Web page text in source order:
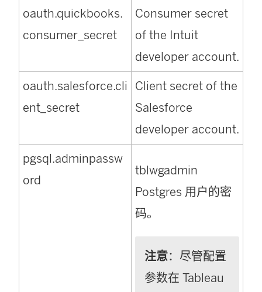
oauth.quickbooks.
consumer_secret
Consumer secret
of the Intuit
developer account.
oauth.salesforce.cli
ent_secret
Client secret of the
Salesforce
developer account.
pgsql.adminpassw
ord
tblwgadmin
Postgres 用户的密
码。
注意：尽管配置
参数在 Tableau